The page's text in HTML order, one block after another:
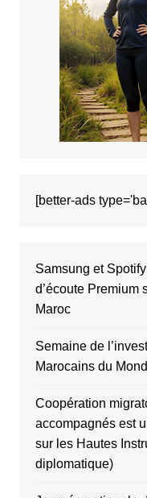
[better-ads
Samsung et
d’écoute Premium
Maroc
Semaine de
Marocains du
Coopération
accompagnés est
sur les Hautes
diplomatique)